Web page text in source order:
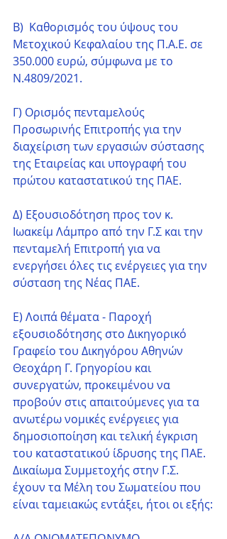
Β)  Καθορισμός του ύψους του
Μετοχικού Κεφαλαίου της Π.Α.Ε. σε
350.000 ευρώ, σύμφωνα με το
Ν.4809/2021.
Γ) Ορισμός πενταμελούς
Προσωρινής Επιτροπής για την
διαχείριση των εργασιών σύστασης
της Εταιρείας και υπογραφή του
πρώτου καταστατικού της ΠΑΕ.
Δ) Εξουσιοδότηση προς τον κ.
Ιωακείμ Λάμπρο από την Γ.Σ και την
πενταμελή Επιτροπή για να
ενεργήσει όλες τις ενέργειες για την
σύσταση της Νέας ΠΑΕ.
Ε) Λοιπά θέματα - Παροχή
εξουσιοδότησης στο Δικηγορικό
Γραφείο του Δικηγόρου Αθηνών
Θεοχάρη Γ. Γρηγορίου και
συνεργατών, προκειμένου να
προβούν στις απαιτούμενες για τα
ανωτέρω νομικές ενέργειες για
δημοσιοποίηση και τελική έγκριση
του καταστατικού ίδρυσης της ΠΑΕ.
Δικαίωμα Συμμετοχής στην Γ.Σ.
έχουν τα Μέλη του Σωματείου που
είναι ταμειακώς εντάξει, ήτοι οι εξής: